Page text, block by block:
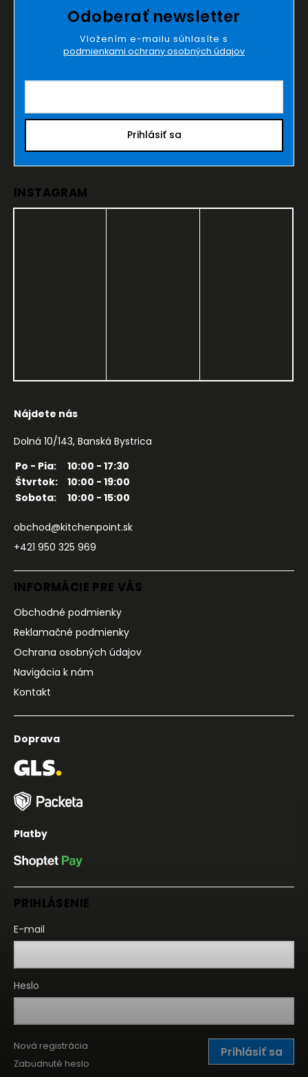
Odoberať newsletter
Vložením e-mailu súhlasíte s
podmienkami ochrany osobných údajov
Prihlásiť sa
INSTAGRAM
Nájdete nás
Dolná 10/143, Banská Bystrica
Po - Pia:
10:00 - 17:30
Štvrtok:
10:00 - 19:00
Sobota:
10:00 - 15:00
obchod@kitchenpoint.sk
+421 950 325 969
INFORMÁCIE PRE VÁS
Obchodné podmienky
Reklamačné podmienky
Ochrana osobných údajov
Navigácia k nám
Kontakt
Doprava
Platby
PRIHLÁSENIE
E-mail
Heslo
Prihlásiť sa
Nová registrácia
Zabudnuté heslo